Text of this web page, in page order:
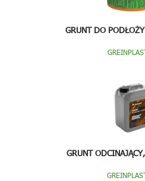
GRUNT DO
GRUNT